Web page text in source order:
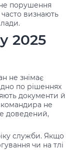
порушення
визнають
2025
не знімає
по рішеннях
документи й
командира не
доведений,
служби. Якщо
чи на тлі